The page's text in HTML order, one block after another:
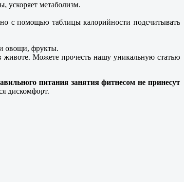
ускоряет метаболизм.
с помощью таблицы калорийности подсчитывать
овощи, фрукты.
животе. Можете прочесть нашу уникальную статью
питания занятия фитнесом не принесут
дискомфорт.